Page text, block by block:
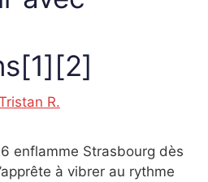
R.
enflamme Strasbourg dès
à vibrer au rythme